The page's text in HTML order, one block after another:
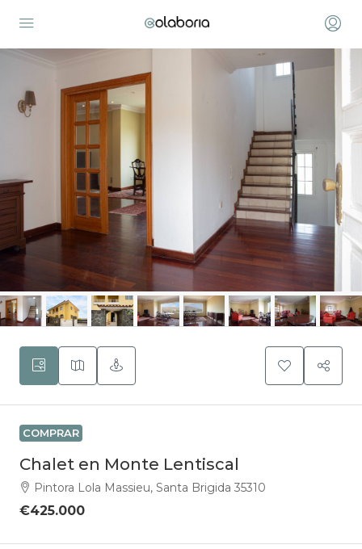
COMPRAR
Chalet en Monte Lentiscal
Pintora Lola Massieu, Santa Brigida 35310
€425.000